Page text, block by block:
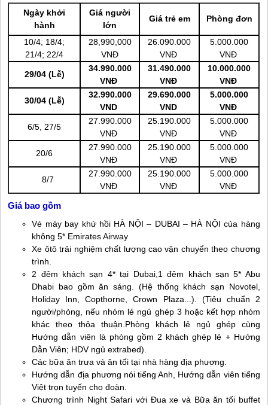
Ngày khởi
hành
Giá người
lớn
Giá trẻ em Phòng đơn
10/4; 18/4;
21/4; 22/4
28,990,000
VNĐ
26.090.000
VNĐ
5.000.000
VNĐ
29/04 (Lễ)
34.990.000
VNĐ
31.490.000
VNĐ
10.000.000
VNĐ
30/04 (Lễ)
32.990.000
VND
29.690.000
VND
5.000.000
VNĐ
6/5, 27/5
27.990.000
VNĐ
25.190.000
VNĐ
5.000.000
VNĐ
20/6
27.990.000
VNĐ
25.190.000
VNĐ
5.000.000
VNĐ
8/7
27.990.000
VNĐ
25.190.000
VNĐ
5.000.000
VNĐ
Giá bao gồm
Vé máy bay khứ hồi HÀ NỘI – DUBAI – HÀ NỘI của hàng
không 5* Emirates Airway
Xe ôtô trải nghiệm chất lượng cao vận chuyển theo chương
trình.
2 đêm khách sạn 4* tại Dubai,1 đêm khách sạn 5* Abu
Dhabi bao gồm ăn sáng. (Hệ thống khách sạn Novotel,
Holiday Inn, Copthorne, Crown Plaza...). (Tiêu chuẩn 2
người/phòng, nếu nhóm lẻ ngủ ghép 3 hoặc kết hợp nhóm
khác theo thỏa thuận.Phòng khách lẻ ngủ ghép cùng
Hướng dẫn viên là phòng gồm 2 khách ghép lẻ + Hướng
Dẫn Viên; HDV ngủ extrabed).
Các bữa ăn trưa và ăn tối tại nhà hàng địa phương.
Hướng dẫn địa phương nói tiếng Anh, Hướng dẫn viên tiếng
Việt trọn tuyến cho đoàn.
Chương trình Night Safari với Đua xe và Bữa ăn tối buffet